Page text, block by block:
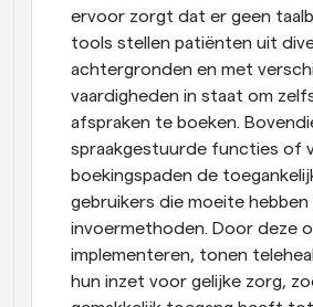
ervoor zorgt dat er geen
tools stellen patiënten uit
achtergronden en met
vaardigheden in staat om
afspraken te boeken.
spraakgestuurde functies of
boekingspaden de
gebruikers die moeite
invoermethoden. Door deze
implementeren, tonen
hun inzet voor gelijke zorg,